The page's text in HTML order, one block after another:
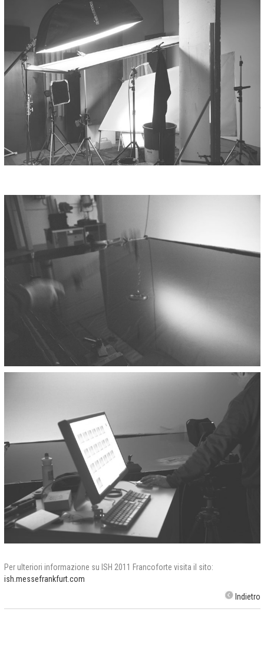
Per ulteriori informazione su ISH 2011 Francoforte visita il sito:
ish.messefrankfurt.com
Indietro